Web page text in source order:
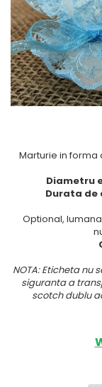
Meniuri & nr de
Plicuri si
INVITATII
TAVA pentru MOT
Cruciulite de
Trusouri &
Pahare Miri &
Cocarde nunta
Inmormatare/
Meniuri pentru
Decoratiuni
Marturie in
Diametru
Durata de
Optional,
NOTA: Eticheta nu
siguranta a
scotch dublu